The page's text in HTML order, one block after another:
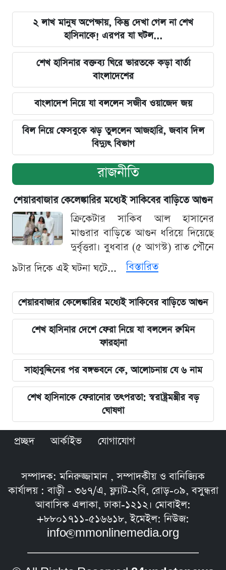
২ লাখ মানুষ অপেক্ষায়, কিন্তু দেখা গেল না শেখ
হাসিনাকে! এরপর যা ঘটল...
শেখ হাসিনার বক্তব্য ঘিরে ভারতকে কড়া বার্তা
বাংলাদেশের
বাংলাদেশ নিয়ে যা বললেন সজীব ওয়াজেদ জয়
বিল নিয়ে ফেসবুকে ঝড় তুললেন আজহারি, জবাব দিল
বিদ্যুৎ বিভাগ
রাজনীতি
শেয়ারবাজার কেলেঙ্কারির মধ্যেই সাকিবের বাড়িতে আগুন
ক্রিকেটার সাকিব আল হাসানের
মাগুরার বাড়িতে আগুন ধরিয়ে দিয়েছে
দুর্বৃত্তরা। বুধবার (৫ আগস্ট) রাত পৌনে
৯টার দিকে এই ঘটনা ঘটে...
বিস্তারিত
শেয়ারবাজার কেলেঙ্কারির মধ্যেই সাকিবের বাড়িতে আগুন
শেখ হাসিনার দেশে ফেরা নিয়ে যা বললেন রুমিন
ফারহানা
সাহাবুদ্দিনের পর বঙ্গভবনে কে, আলোচনায় যে ৬ নাম
শেখ হাসিনাকে ফেরানোর তৎপরতা: স্বরাষ্ট্রমন্ত্রীর বড়
ঘোষণা
প্রচ্ছদ আর্কাইভ যোগাযোগ
সম্পাদক: মনিরুজ্জামান , সম্পাদকীয় ও বানিজ্যিক
কার্যালয় : বাড়ী - ৩৬৭/এ, ফ্ল্যাট-২বি, রোড়-০৯, বসুন্ধরা
আবাসিক এলাকা, ঢাকা-১২১২। মোবাইল:
+৮৮০১৭১১-৫১৬৬১৮, ইমেইল: নিউজ:
info@mmonlinemedia.org